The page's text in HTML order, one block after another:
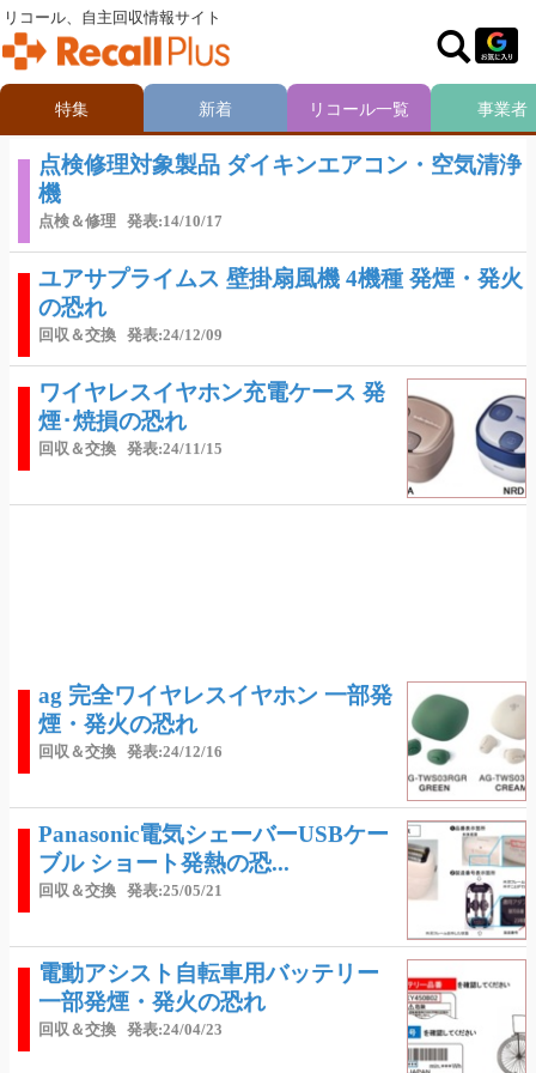
点検修理対象製品 ダイキンエアコン・空気清浄
機
点検＆修理 発表:14/10/17
ユアサプライムス 壁掛扇風機 4機種 発煙・発火
の恐れ
回収＆交換 発表:24/12/09
ワイヤレスイヤホン充電ケース 発
煙･焼損の恐れ
回収＆交換 発表:24/11/15
ag 完全ワイヤレスイヤホン 一部発
煙・発火の恐れ
回収＆交換 発表:24/12/16
Panasonic電気シェーバーUSBケー
ブル ショート発熱の恐...
回収＆交換 発表:25/05/21
電動アシスト自転車用バッテリー
一部発煙・発火の恐れ
回収＆交換 発表:24/04/23
リコール、自主回収情報サイト
特集 新着 リコール一覧 事業者